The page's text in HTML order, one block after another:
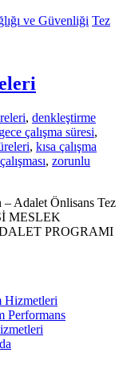
ve Güvenliği Tez
, denkleştirme
gece çalışma süresi,
, kısa çalışma
, zorunlu
Adalet Önlisans Tez
MESLEK
PROGRAMI
Hizmetleri
Performans